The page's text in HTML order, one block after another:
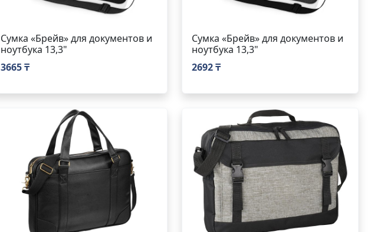
Сумка «Брейв» для документов и
ноутбука 13,3"
3665 ₸
Сумка «Брейв» для документов и
ноутбука 13,3"
2692 ₸